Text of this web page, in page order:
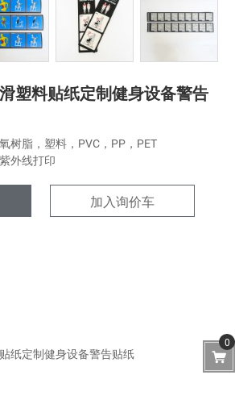
塑料贴纸定制健身设备警告
树脂，塑料，PVC，PP，PET
外线打印
加入询价车
纸定制健身设备警告贴纸
0